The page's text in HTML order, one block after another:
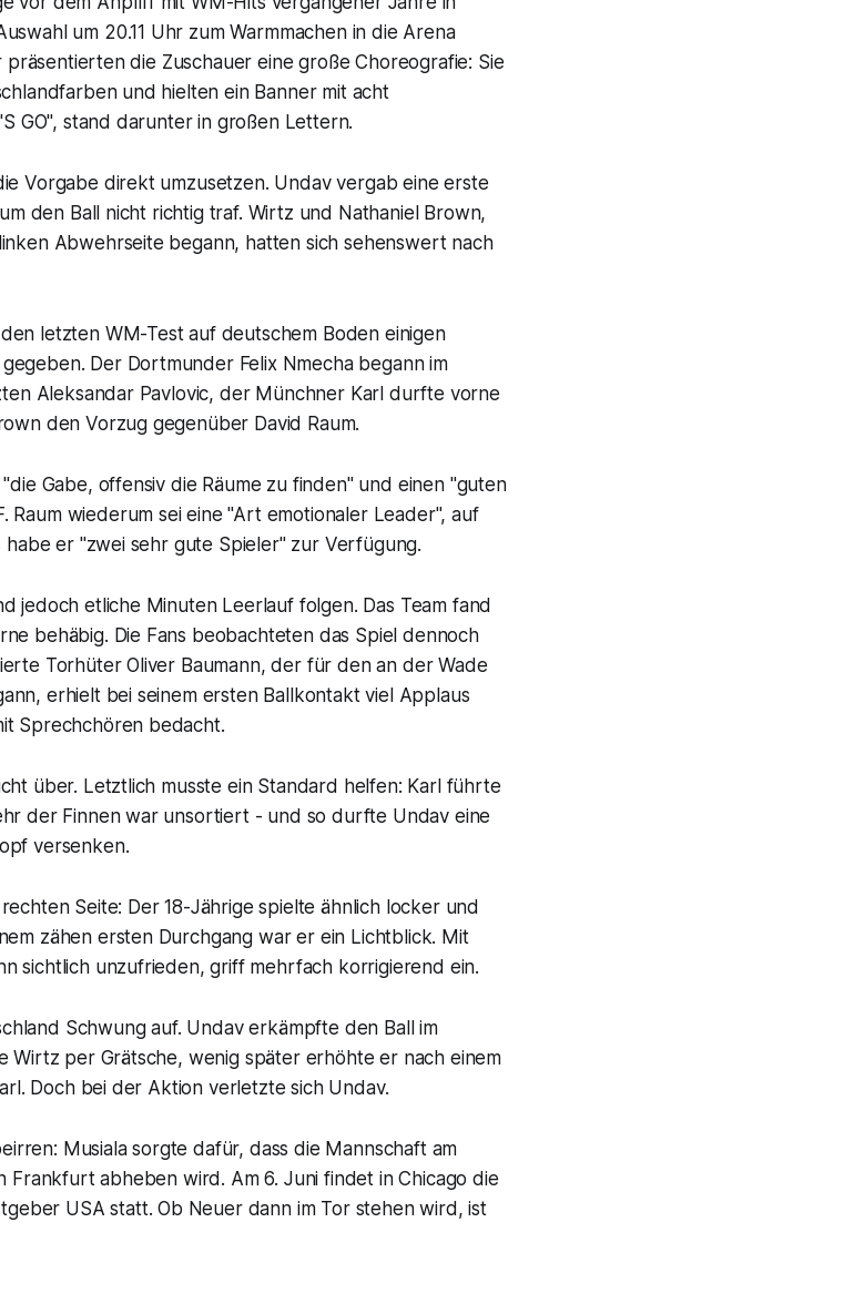
um 20.11 Uhr zum Warmmachen in die Arena
die Zuschauer eine große Choreografie: Sie
und hielten ein Banner mit acht
GO", stand darunter in großen Lettern.
Vorgabe direkt umzusetzen. Undav vergab eine erste
den Ball nicht richtig traf. Wirtz und Nathaniel Brown,
Abwehrseite begann, hatten sich sehenswert nach
letzten WM-Test auf deutschem Boden einigen
Der Dortmunder Felix Nmecha begann im
Aleksandar Pavlovic, der Münchner Karl durfte vorne
den Vorzug gegenüber David Raum.
Gabe, offensiv die Räume zu finden" und einen "guten
Raum wiederum sei eine "Art emotionaler Leader", auf
er "zwei sehr gute Spieler" zur Verfügung.
jedoch etliche Minuten Leerlauf folgen. Das Team fand
behäbig. Die Fans beobachteten das Spiel dennoch
Torhüter Oliver Baumann, der für den an der Wade
erhielt bei seinem ersten Ballkontakt viel Applaus
Sprechchören bedacht.
über. Letztlich musste ein Standard helfen: Karl führte
der Finnen war unsortiert - und so durfte Undav eine
versenken.
Seite: Der 18-Jährige spielte ähnlich locker und
zähen ersten Durchgang war er ein Lichtblick. Mit
sichtlich unzufrieden, griff mehrfach korrigierend ein.
Schwung auf. Undav erkämpfte den Ball im
Wirtz per Grätsche, wenig später erhöhte er nach einem
Doch bei der Aktion verletzte sich Undav.
Musiala sorgte dafür, dass die Mannschaft am
Frankfurt abheben wird. Am 6. Juni findet in Chicago die
USA statt. Ob Neuer dann im Tor stehen wird, ist